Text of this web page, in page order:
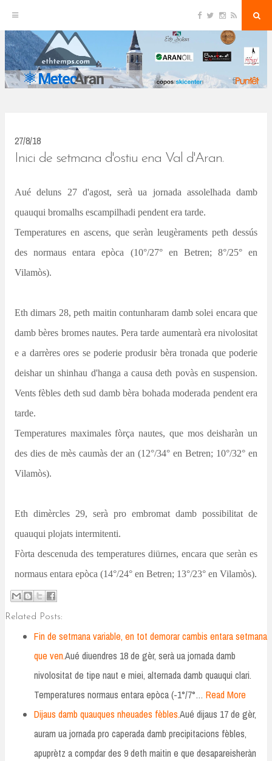
k
i
p
c
o
o
i
e
r
s
t
a
g
r
m
R
S
a
27/8/18
Inici de setmana d'ostiu ena Val d'Aran.
Aué deluns 27 d'agost, serà ua jornada assolelhada damb
quauqui bromalhs escampilhadi pendent era tarde.
Temperatures en ascens, que seràn leugèraments peth dessús
des normaus entara epòca (10°/27° en Betren; 8°/25° en
Vilamòs).
Eth dimars 28, peth maitin contunharam damb solei encara que
damb bères bromes nautes. Pera tarde aumentarà era nivolositat
e a darrères ores se poderie produsir bèra tronada que poderie
deishar un shinhau d'hanga a causa deth povàs en suspension.
Vents fèbles deth sud damb bèra bohada moderada pendent era
tarde.
Temperatures maximales fòrça nautes, que mos deisharàn un
des dies de mès caumàs der an (12°/34° en Betren; 10°/32° en
Vilamòs).
Eth dimèrcles 29, serà pro embromat damb possibilitat de
quauqui plojats intermitenti.
Fòrta descenuda des temperatures diürnes, encara que seràn es
normaus entara epòca (14°/24° en Betren; 13°/23° en Vilamòs).
Related Posts:
Fin de setmana variable, en tot demorar cambis entara setmana
que ven.Aué diuendres 18 de gèr, serà ua jornada damb
nivolositat de tipe naut e miei, alternada damb quauqui clari.
Temperatures normaus entara epòca (-1°/7°… Read More
Dijaus damb quauques nheuades fèbles.Aué dijaus 17 de gèr,
auram ua jornada pro caperada damb precipitacions fèbles,
apuprètz a compdar des 9 deth maitin e que desapareisheràn